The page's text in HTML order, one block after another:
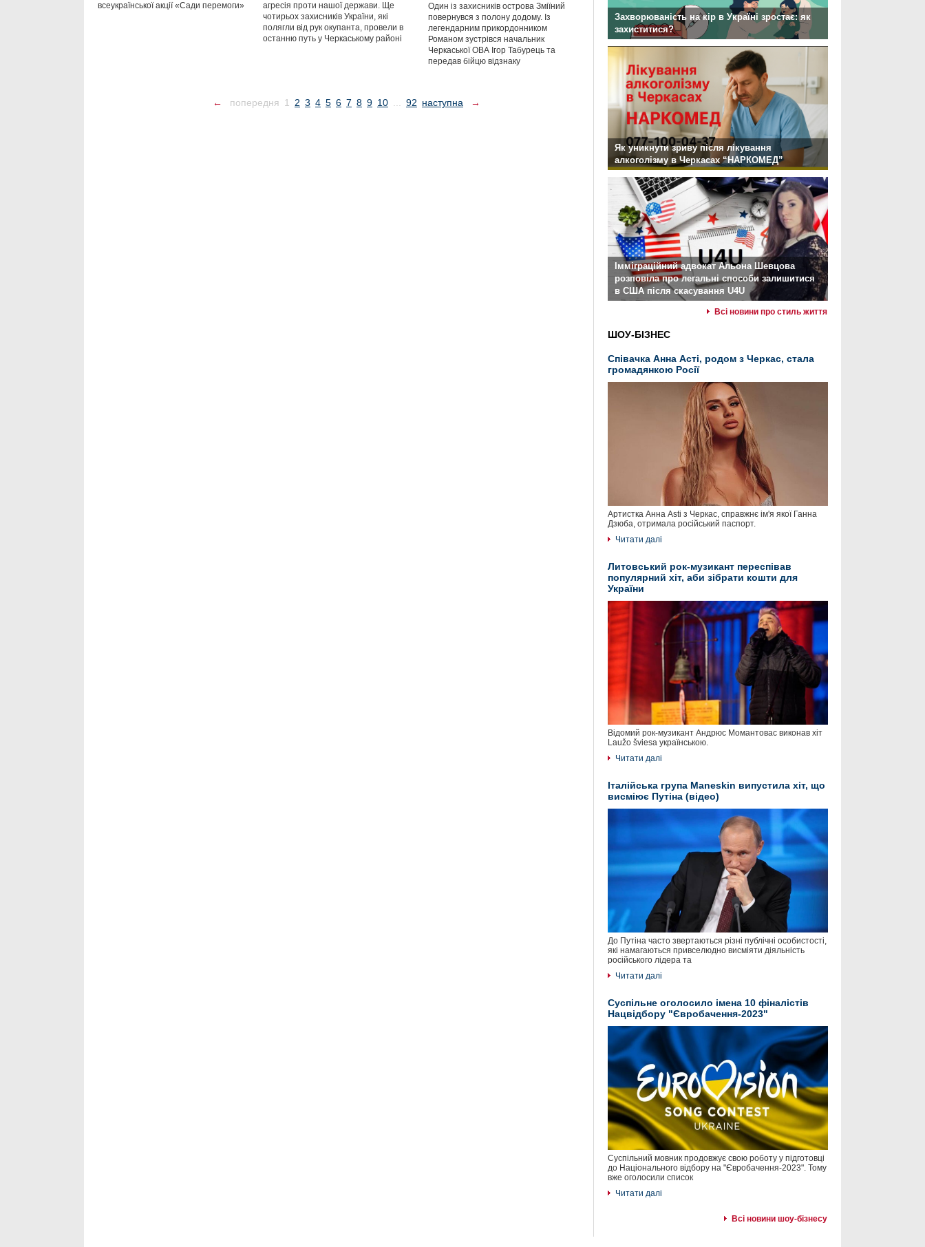
всеукраїнської акції «Сади перемоги»
агресія проти нашої держави. Ще
чотирьох захисників України, які
полягли від рук окупанта, провели в
останню путь у Черкаському районі
Один із захисників острова Зміїний
повернувся з полону додому. Із
легендарним прикордонником
Романом зустрівся начальник
Черкаської ОВА Ігор Табурець та
передав бійцю відзнаку
← попередня 1 2 3 4 5 6 7 8 9 10 92 наступна →
Захворюваність на кір в Україні зростає: як
захиститися?
Як уникнути зриву після лікування
алкоголізму в Черкасах “НАРКОМЕД”
Імміграційний адвокат Альона Шевцова
розповіла про легальні способи залишитися
в США після скасування U4U
Всі новини про стиль життя
ШОУ-БІЗНЕС
Співачка Анна Асті, родом з Черкас, стала
громадянкою Росії
Артистка Анна Asti з Черкас, справжнє ім'я якої Ганна
Дзюба, отримала російський паспорт.
Читати далі
Литовський рок-музикант переспівав
популярний хіт, аби зібрати кошти для
України
Відомий рок-музикант Андрюс Момантовас виконав хіт
Laužo šviesa українською.
Читати далі
Італійська група Maneskin випустила хіт, що
висміює Путіна (відео)
До Путіна часто звертаються різні публічні особистості,
які намагаються привселюдно висміяти діяльність
російського лідера та
Читати далі
Суспільне оголосило імена 10 фіналістів
Нацвідбору "Євробачення-2023"
Суспільний мовник продовжує свою роботу у підготовці
до Національного відбору на "Євробачення-2023". Тому
вже оголосили список
Читати далі
Всі новини шоу-бізнесу